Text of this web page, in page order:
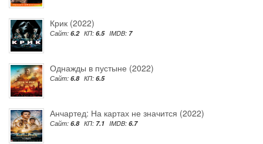
Крик (2022)
Сайт: 6.2 КП: 6.5 IMDB: 7
Однажды в пустыне (2022)
Сайт: 6.8 КП: 6.5
Анчартед: На картах не значится (2022)
Сайт: 6.8 КП: 7.1 IMDB: 6.7